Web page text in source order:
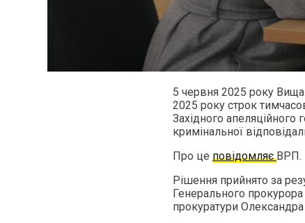
5 червня 2025 року
2025 року строк
Західного апеляційного
кримінальної
Про це повідомляєВРП.
Рішення прийнято за
Генерального прокурора
прокуратури